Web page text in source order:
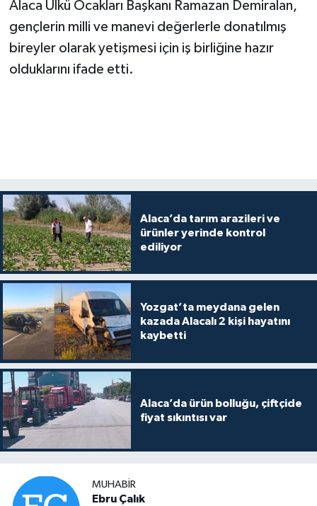
Alaca Ülkü Ocakları Başkanı Ramazan Demiralan,
gençlerin milli ve manevi değerlerle donatılmış
bireyler olarak yetişmesi için iş birliğine hazır
olduklarını ifade etti.
Alaca’da tarım arazileri ve
ürünler yerinde kontrol
ediliyor
Yozgat’ta meydana gelen
kazada Alacalı 2 kişi hayatını
kaybetti
Alaca’da ürün bolluğu, çiftçide
fiyat sıkıntısı var
MUHABIR
Ebru Çalık